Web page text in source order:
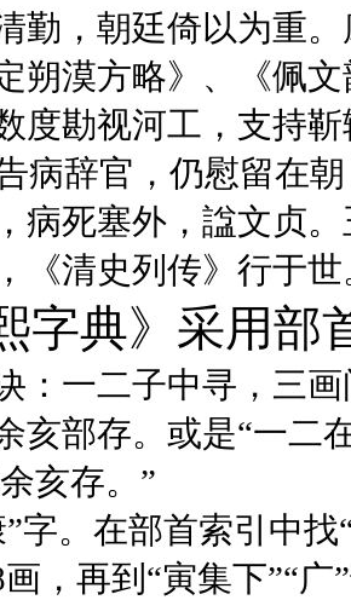
勤，朝廷倚以为重
朔漠方略》、《佩
度勘视河工，支持
告病辞官，仍慰留在
病死塞外，諡文贞
《清史列传》行于世
字典》采用
一二子中寻，三画
亥部存。或是“一二
亥存。”
。在部首索引中找“
，再到“寅集下”“